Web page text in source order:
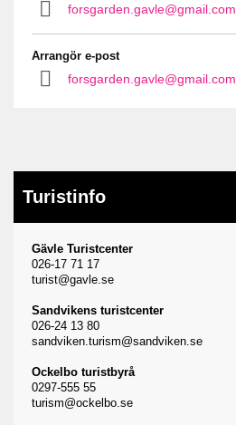
forsgarden.gavle@gmail.com
Arrangör e-post
forsgarden.gavle@gmail.com
Turistinfo
Gävle Turistcenter
026-17 71 17
turist@gavle.se
Sandvikens turistcenter
026-24 13 80
sandviken.turism@sandviken.se
Ockelbo turistbyrå
0297-555 55
turism@ockelbo.se